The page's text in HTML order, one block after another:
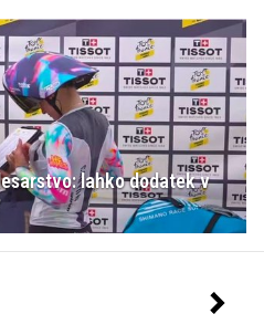
lahko dodatek v